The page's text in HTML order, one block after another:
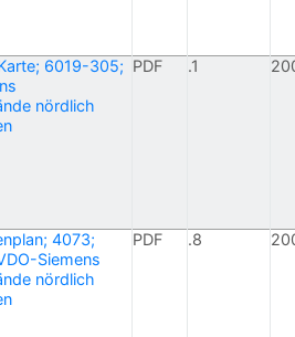
6019-305;
nördlich
PDF .1
4073;
Siemens
nördlich
PDF .8